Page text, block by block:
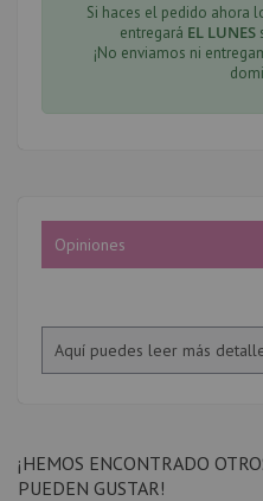
Si haces el pedido ahora
entregará EL LUNES
¡No enviamos ni
Opiniones
Aquí puedes leer más
¡HEMOS ENCONTRADO
PUEDEN GUSTAR!